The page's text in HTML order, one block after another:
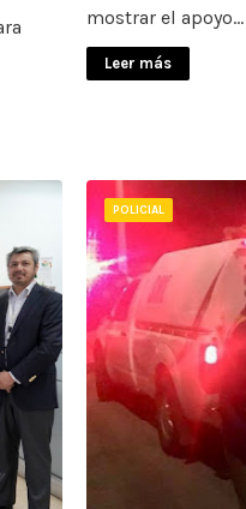
mostrar el apoyo…
Leer más
POLICIAL